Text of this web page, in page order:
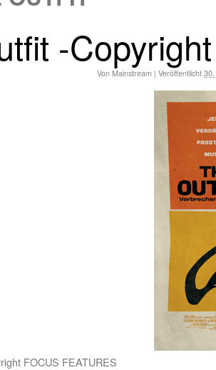
-
Von Mainstream | Veröffentlicht
FOCUS FEATURES